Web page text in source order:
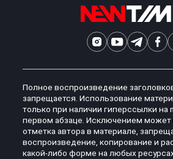
Полное воспроизведение
запрещается. Использование
только при наличии гиперссылки на
первом абзаце. Исключением может
отметка автора в материале,
воспроизведение, копирование и
какой-либо форме на любых